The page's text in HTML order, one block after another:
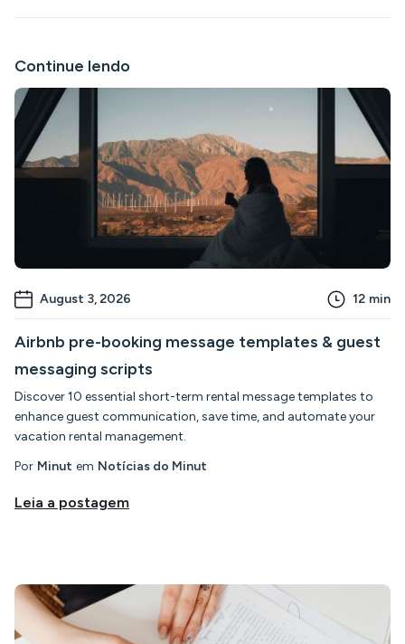
Continue lendo
August 3, 2026 12 min
Airbnb pre-booking message templates & guest
messaging scripts
Discover 10 essential short-term rental message templates to
enhance guest communication, save time, and automate your
vacation rental management.
Por Minut em Notícias do Minut
Leia a postagem